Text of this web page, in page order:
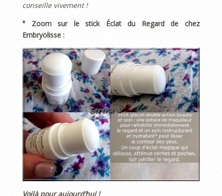
conseille vivement !
° Zoom sur le stick Éclat du Regard de chez
Embryolisse :
Voilà pour aujourd’hui !